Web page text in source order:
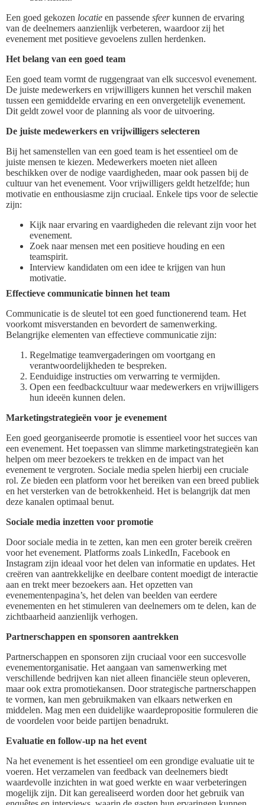
Een goed gekozen locatie en passende sfeerkunnen de ervaring
van de deelnemers aanzienlijk verbeteren, waardoor zij het
evenement met positieve gevoelens zullen herdenken.
Het belang van een goed team
Een goed team vormt de ruggengraat van elk succesvol evenement.
De juiste medewerkers en vrijwilligers kunnen het verschil maken
tussen een gemiddelde ervaring en een onvergetelijk evenement.
Dit geldt zowel voor de planning als voor de uitvoering.
De juiste medewerkers en vrijwilligers selecteren
Bij het samenstellen van een goed team is het essentieel om de
juiste mensen te kiezen. Medewerkers moeten niet alleen
beschikken over de nodige vaardigheden, maar ook passen bij de
cultuur van het evenement. Voor vrijwilligers geldt hetzelfde; hun
motivatie en enthousiasme zijn cruciaal. Enkele tips voor de selectie
zijn:
Kijk naar ervaring en vaardigheden die relevant zijn voor het
evenement.
Zoek naar mensen met een positieve houding en een
teamspirit.
Interview kandidaten om een idee te krijgen van hun
motivatie.
Effectieve communicatie binnen het team
Communicatie is de sleutel tot een goed functionerend team. Het
voorkomt misverstanden en bevordert de samenwerking.
Belangrijke elementen van effectieve communicatie zijn:
Regelmatige teamvergaderingen om voortgang en
verantwoordelijkheden te bespreken.
Eenduidige instructies om verwarring te vermijden.
Open een feedbackcultuur waar medewerkers en vrijwilligers
hun ideeën kunnen delen.
Marketingstrategieën voor je evenement
Een goed georganiseerde promotie is essentieel voor het succes van
een evenement. Het toepassen van slimme marketingstrategieën kan
helpen om meer bezoekers te trekken en de impact van het
evenement te vergroten. Sociale media spelen hierbij een cruciale
rol. Ze bieden een platform voor het bereiken van een breed publiek
en het versterken van de betrokkenheid. Het is belangrijk dat men
deze kanalen optimaal benut.
Sociale media inzetten voor promotie
Door sociale media in te zetten, kan men een groter bereik creëren
voor het evenement. Platforms zoals LinkedIn, Facebook en
Instagram zijn ideaal voor het delen van informatie en updates. Het
creëren van aantrekkelijke en deelbare content moedigt de interactie
aan en trekt meer bezoekers aan. Het opzetten van
evenementenpagina’s, het delen van beelden van eerdere
evenementen en het stimuleren van deelnemers om te delen, kan de
zichtbaarheid aanzienlijk verhogen.
Partnerschappen en sponsoren aantrekken
Partnerschappen en sponsoren zijn cruciaal voor een succesvolle
evenementorganisatie. Het aangaan van samenwerking met
verschillende bedrijven kan niet alleen financiële steun opleveren,
maar ook extra promotiekansen. Door strategische partnerschappen
te vormen, kan men gebruikmaken van elkaars netwerken en
middelen. Mag men een duidelijke waardepropositie formuleren die
de voordelen voor beide partijen benadrukt.
Evaluatie en follow-up na het event
Na het evenement is het essentieel om een grondige evaluatie uit te
voeren. Het verzamelen van feedback van deelnemers biedt
waardevolle inzichten in wat goed werkte en waar verbeteringen
mogelijk zijn. Dit kan gerealiseerd worden door het gebruik van